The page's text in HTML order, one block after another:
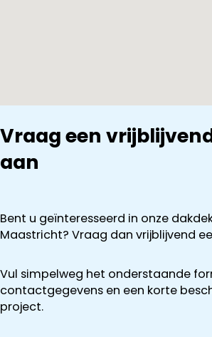
Vraag een
aan
Bent u geïnteresseerd in onze
Maastricht? Vraag dan vrijblijvend
Vul simpelweg het onderstaande
contactgegevens en een korte
project.